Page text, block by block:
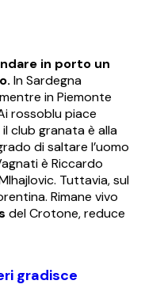
in porto un
In Sardegna
in Piemonte
rossoblu piace
club granata è alla
di saltare l’uomo
è Riccardo
Tuttavia, sul
Rimane vivo
del Crotone, reduce
gradisce